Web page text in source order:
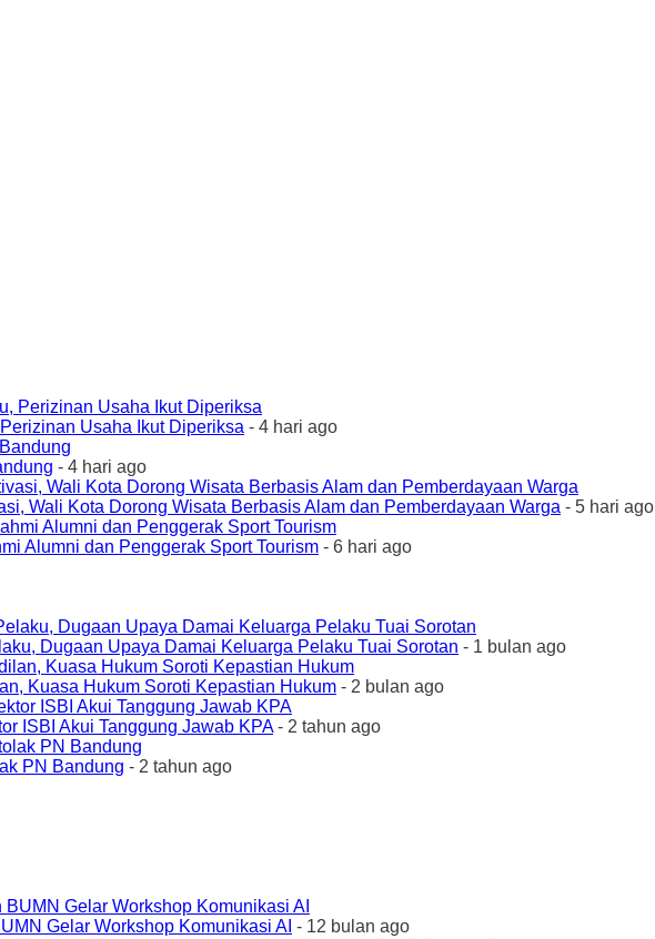
Usaha Ikut Diperiksa - 4 hari ago
- 4 hari ago
Wali Kota Dorong Wisata Berbasis Alam dan Pemberdayaan Warga - 5 hari ago
Alumni dan Penggerak Sport Tourism - 6 hari ago
Dugaan Upaya Damai Keluarga Pelaku Tuai Sorotan - 1 bulan ago
Kuasa Hukum Soroti Kepastian Hukum - 2 bulan ago
ISBI Akui Tanggung Jawab KPA- 2 tahun ago
PN Bandung - 2 tahun ago
Gelar Workshop Komunikasi AI - 12 bulan ago